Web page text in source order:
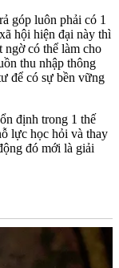
góp luôn phải có 1
hội hiện đại này thì
ngờ có thể làm cho
thu nhập thông
để có sự bền vững
định trong 1 thế
lực học hỏi và thay
đó mới là giải